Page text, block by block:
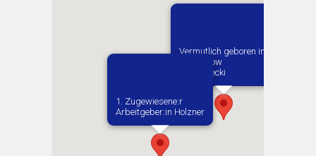
Vermutlich geboren in
Tomaszow
Mazowiecki
1. Zugewiesene:r
Arbeitgeber:in​ Holzner